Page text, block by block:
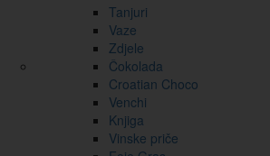
Tanjuri
Vaze
Zdjele
Čokolada
Croatian Choco
Venchi
Knjiga
Vinske priče